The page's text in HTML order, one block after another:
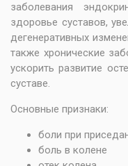
заболевания
здоровье суставов,
дегенеративных
также хронические
ускорить развитие
суставе.
Основные признаки:
боли при
боль в колене